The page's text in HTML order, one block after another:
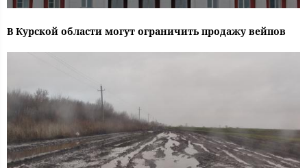
В Курской области могут ограничить продажу вейпов